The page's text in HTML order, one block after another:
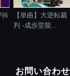
6
【単曲】大逆転裁
判 -成歩堂龍...
お問い合わせ